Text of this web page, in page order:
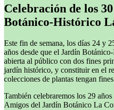
Celebración de los
Botánico-Histórico
Este fin de semana, los días 24 y
años desde que el Jardín
abierta al público con dos fines
jardín histórico, y constituir en el
colecciones de plantas tengan
También celebraremos los 29
Amigos del Jardín Botánico La